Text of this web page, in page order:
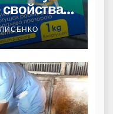
и
ЛИСЕНКО